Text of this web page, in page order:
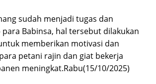
sudah menjadi tugas dan
Babinsa, hal tersebut dilakukan
memberikan motivasi dan
petani rajin dan giat bekerja
meningkat.Rabu(15/10/2025)